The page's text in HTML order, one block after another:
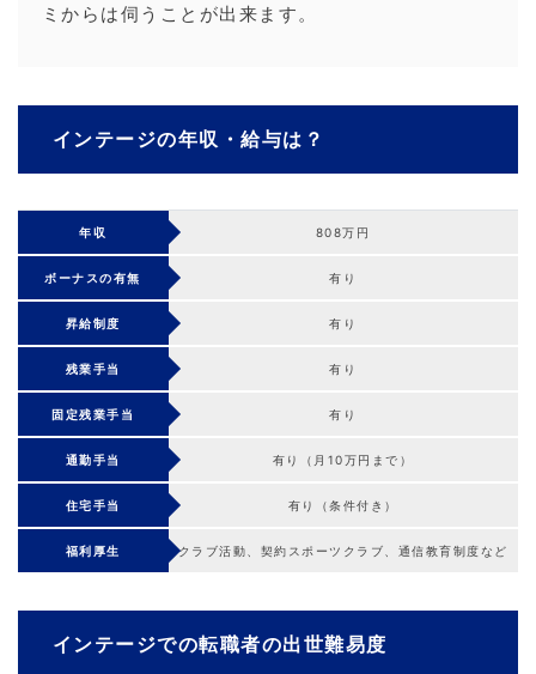
ミからは伺うことが出来ます。
インテージの年収・給与は？
年収 808万円
ボーナスの有無 有り
昇給制度 有り
残業手当 有り
固定残業手当 有り
通勤手当 有り（月10万円まで）
住宅手当 有り（条件付き）
福利厚生 クラブ活動、契約スポーツクラブ、通信教育制度など
インテージでの転職者の出世難易度